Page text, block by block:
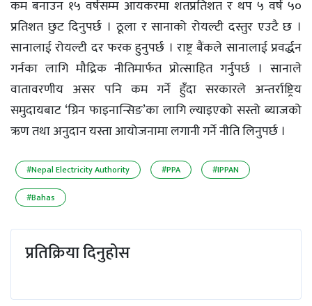
कम बनाउन १५ वर्षसम्म आयकरमा शतप्रतिशत र थप ५ वर्ष ५०
प्रतिशत छुट दिनुपर्छ । ठूला र सानाको रोयल्टी दस्तुर एउटै छ ।
सानालाई रोयल्टी दर फरक हुनुपर्छ । राष्ट्र बैंकले सानालाई प्रवर्द्धन
गर्नका लागि मौद्रिक नीतिमार्फत प्रोत्साहित गर्नुपर्छ । सानाले
वातावरणीय असर पनि कम गर्ने हुँदा सरकारले अन्तर्राष्ट्रिय
समुदायबाट ‘ग्रिन फाइनान्सिङ’का लागि ल्याइएको सस्तो ब्याजको
ऋण तथा अनुदान यस्ता आयोजनामा लगानी गर्ने नीति लिनुपर्छ ।
#Nepal Electricity Authority #PPA
#IPPAN
#Bahas
प्रतिक्रिया दिनुहोस